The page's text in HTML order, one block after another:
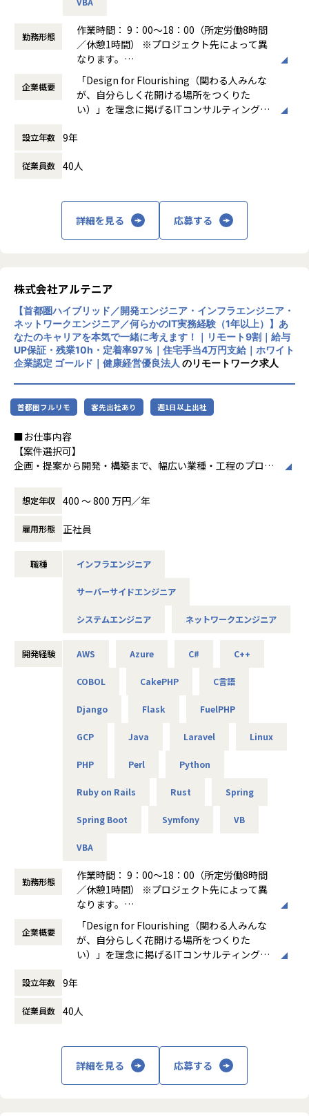
使用スキル：AWS、Windows、Linux
担当工程：基本設計、運用設計、詳細設計、構築、テスト、
移行
担当者：20台後半、男性、入社1年目
-- 官公庁向けインフラ開発 --
使用スキル：VMware、Windows、Linux
担当工程：基本設計、運用設計、詳細設計、構築、テスト、
担当者：30台後半、男性、入社4年目
「要件定義などの上流工程に挑戦したい」
「AWS、Azureなどのクラウド案件に携わりたい」など…
希望次第では現在当社にない案件も探してくるので安心して
■フォロー体制・働き方
・アサイン前に、やりたいこと・やりたくないことを面談で
確認
・配属後は月1回の面談に加え、チャットでの相談が可能
・一人での参画の場合も、社内のメンターがフォロー
・平均残業時間：月10.5時間（全社平均）
■社員の声
＜入社1年目 エンジニア＞
前職では給与が低く、安定した生活をしたいと思い転職しま
した。
自分に無理のないレベルでの配属先を決めてくれて、
でした。
現在は要件定義や設計、実装といった工程にも挑戦していま
月一で面談を行ってくれるため、やりたいことや自分の頑張
アルテニアの良さです。
＜入社4年目 エンジニア＞
としての方針に
相違が出てきてしまったため転職しました。
エンジニアとして働きつつ、現場の人の関係を元に販路を広
できるようになりました。ソフトウェアの設計や製造の経験
しかなかったため、
エンジニアとしてこの様な活躍の仕方もあるのかと実感しま
エンジニアだけでなく採用・営業・教育といったやれる事が
アルテニアのいいところだと思います。
【業務の変更の範囲】
＜ネットワーク部門 想定キャリアパス＞
運用保守 → 構築 → 設計 → セキュリティ・コンサルティング
件を決定します。
「構築に行きたい」「設計に挑戦したい」「セキュリティ分
野を経験したい」などの
運用保守 → 構築 → 設計 → クラウド
件を決定します。
「構築に行きたい」「クラウドに挑戦したい」などの希望を
前提にアサインを行います。
＜主な開発案件事例＞
使用スキル：DjangoFW・Python
担当工程：調査・要件定義・基本設計・詳細設計・構築・製
造・テスト・リリース
担当者：30代後半・男性・入社4年目
-- 大手生命保険会社 資産運用システム --
使用スキル：Java
担当工程：基本設計・詳細設計・製造・テスト・リリース
担当者：30代前半・女性・入社2年目
-- 大手コンサル会社 社内システム運用 --
担当者：20代後半・男性・入社1年目
＜主なNW案件事例＞
用・改善 --
使用機器：Cisco、FortiGate、Palo Alto、F5 BIG-IP など
主な業務：要件整理、検証、リリース計画の策定
主な業務：ポリシー改善、ログ分析、運用改善提案
-- データセンタ移設に伴うサーバ基盤リプレース案件 --
担当工程：基本設計、運用設計、詳細設計、構築、テスト、
担当者：30台前半、男性、入社1年目
-- 金融システムインフラ開発 --
担当工程：基本設計、運用設計、詳細設計、構築、テスト、
担当者：20台後半、男性、入社1年目
-- 官公庁向けインフラ開発 --
使用スキル：VMware、Windows、Linux
移行
あなたのキャリアの希望に沿って案件を決定します。
「要件定義などの上流工程に挑戦したい」
「AWS、Azureなどのクラウド案件に携わりたい」など…
勤務形態
作業時間： 9：00～18：00（所定労働8時間
／休憩1時間） ※プロジェクト先によって異
なります。
働き方：
固定時間制（9時～18時、10時～19
時など）
時間外労働の有無： 有（月平均0時間～20時
間）
休憩時間： 60分
企業概要
「Design for Flourishing（関わる人みんな
が、自分らしく花開ける場所をつくりた
い）」を理念に掲げるITコンサルティング・
客様をリードする」のではなく、「お客様と
長を通じてビジネス変革を実現することを目
主な事業は、プロジェクトマネジメント、ソ
フトウェア開発、インフラソリューション開
発です。官公庁向けのMicrosoft 365移行（1
大規模案件の実績があります。近年は生成AI
関連プロジェクトにも注力しています。
リモートワーク率90％、有給取得率80％以
上、育休取得率100％と、働きやすい環境づ
くりにも力を入れています。住宅手当や資格
取得支援、技術書購入補助など福利厚生も充
実しています。
中長期的には「中小企業のAI開発で第一に想
です。
■ホワイト企業認定 ゴールド（認定取得日：
■プライバシーマーク認定（認定番号：1082
5290）
■健康経営優良法人2025（中小規模法人部
■健康優良企業認定証 銀の認定（認定期間：
設立年数 9年
従業員数 40人
詳細を見る 応募する
株式会社アルテニア
【首都圏ハイブリッド／開発エンジニア・インフラエンジニア・
ネットワークエンジニア／何らかのIT実務経験（1年以上）】あ
なたのキャリアを本気で一緒に考えます！｜リモート9割｜給与
UP保証・残業10h・定着率97％｜住宅手当4万円支給｜ホワイト
企業認定 ゴールド｜健康経営優良法人 のリモートワーク求人
首都圏フルリモ 客先出社あり 週1日以上出社
■お仕事内容
【案件選択可】
企画・提案から開発・構築まで、幅広い業種・工程のプロジ
■会社説明／募集背景
株式会社アルテニアは、ITの力を通じて関わる人々の未来を
より豊かにすることを 目標に2018年に誕生しました。
それは技術力だけではなく、人を大切にすること、より豊か
社会やお客様だけでなくパートナーや社員も幸せでいるこ
これがアルテニアの企業理念の根幹となります。
この度、事業の拡大に伴って新たなメンバーを募集しており
技術力だけでなく、人を思いやる姿勢を大切にしながら、
共に成長できる方を歓迎します！
＜開発部門 想定キャリアパス＞
月1回の面談にてキャリアの方向性をすり合わせながら、案
件を決定します。
「開発経験を積みたい」「設計に挑戦したい」「上流工程を
担当したい」などの
＜ネットワーク部門 想定キャリアパス＞
運用保守 → 構築 → 設計 → セキュリティ・コンサルティング
件を決定します。
「構築に行きたい」「設計に挑戦したい」「セキュリティ分
野を経験したい」などの
運用保守 → 構築 → 設計 → クラウド
件を決定します。
「構築に行きたい」「クラウドに挑戦したい」などの希望を
前提にアサインを行います。
想定年収 400 〜 800 万円／年
雇用形態 正社員
職種 インフラエンジニア
サーバーサイドエンジニア
システムエンジニア ネットワークエンジニア
開発経験 AWS Azure C# C++
COBOL CakePHP C言語
Django Flask FuelPHP
GCP Java Laravel Linux
PHP Perl Python
Ruby on Rails Rust Spring
Spring Boot Symfony VB
VBA
勤務形態
作業時間： 9：00～18：00（所定労働8時間
／休憩1時間） ※プロジェクト先によって異
なります。
働き方：
固定時間制（9時～18時、10時～19
時など）
時間外労働の有無： 有（月平均0時間～20時
間）
休憩時間： 60分
企業概要
「Design for Flourishing（関わる人みんな
が、自分らしく花開ける場所をつくりた
い）」を理念に掲げるITコンサルティング・
客様をリードする」のではなく、「お客様と
長を通じてビジネス変革を実現することを目
主な事業は、プロジェクトマネジメント、ソ
フトウェア開発、インフラソリューション開
発です。官公庁向けのMicrosoft 365移行（1
設立年数 9年
従業員数 40人
詳細を見る 応募する